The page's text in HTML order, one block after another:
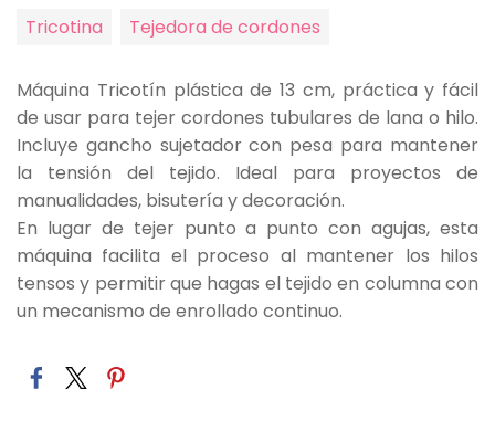
Tricotina
Tejedora de cordones
Máquina Tricotín plástica de 13 cm, práctica y fácil
de usar para tejer cordones tubulares de lana o hilo.
Incluye gancho sujetador con pesa para mantener
la tensión del tejido. Ideal para proyectos de
manualidades, bisutería y decoración.
En lugar de tejer punto a punto con agujas, esta
máquina facilita el proceso al mantener los hilos
tensos y permitir que hagas el tejido en columna con
un mecanismo de enrollado continuo.